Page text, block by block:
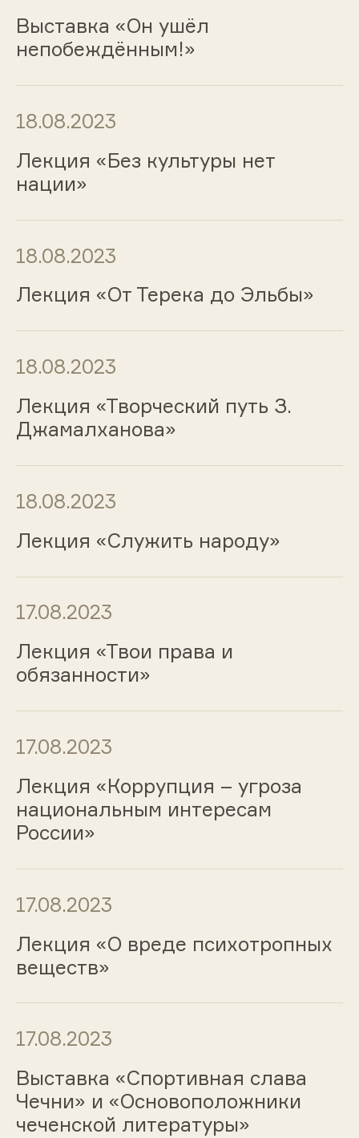
Выставка «Он ушёл
непобеждённым!»
18.08.2023
Лекция «Без культуры нет
нации»
18.08.2023
Лекция «От Терека до Эльбы»
18.08.2023
Лекция «Творческий путь З.
Джамалханова»
18.08.2023
Лекция «Служить народу»
17.08.2023
Лекция «Твои права и
обязанности»
17.08.2023
Лекция «Коррупция – угроза
национальным интересам
России»
17.08.2023
Лекция «О вреде психотропных
веществ»
17.08.2023
Выставка «Спортивная слава
Чечни» и «Основоположники
чеченской литературы»